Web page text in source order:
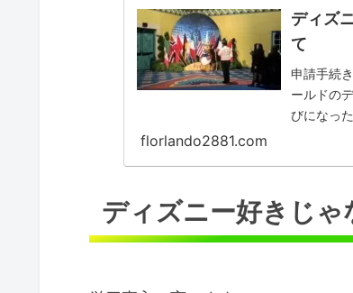
ディズ
て
申請手続
ールドの
びになっ
florlando2881.com
ディズニー好きじゃ